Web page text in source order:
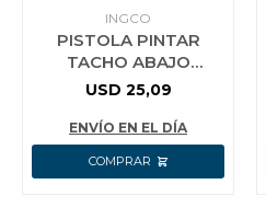
INGCO
PISTOLA PINTAR
TACHO ABAJO
1000CC 1.5MM BAR
USD 25,09
ENVÍO EN EL DÍA